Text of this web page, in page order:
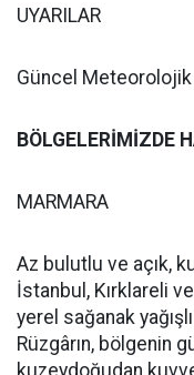
UYARILAR
Güncel Meteorolojik
BÖLGELERİMİZDE
MARMARA
Az bulutlu ve açık,
İstanbul, Kırklareli
yerel sağanak
Rüzgârın, bölgenin
kuzeydoğudan